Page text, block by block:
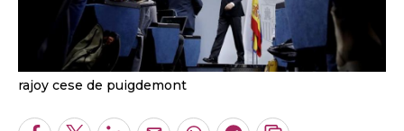
rajoy cese de puigdemont